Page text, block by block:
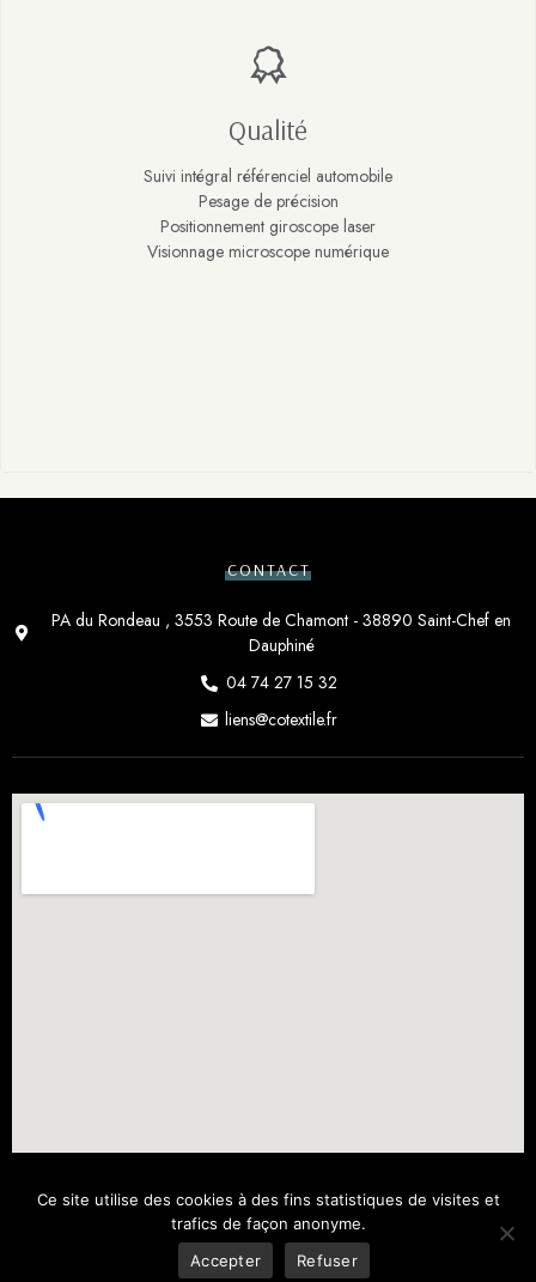
Qualité
Suivi intégral référenciel automobile
Pesage de précision
Positionnement giroscope laser
Visionnage microscope numérique
CONTACT
PA du Rondeau , 3553 Route de Chamont - 38890 Saint-Chef en
Dauphiné
04 74 27 15 32
liens@cotextile.fr
© 2024 · HNC Cotextile · Tous droits réservés.
Ce site utilise des cookies à des fins statistiques de visites et
trafics de façon anonyme.
Accepter
Refuser